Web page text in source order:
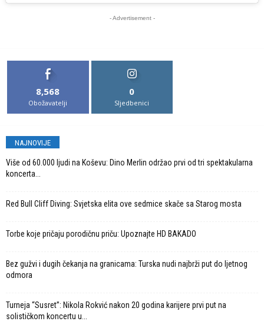
- Advertisement -
8,568
Obožavatelji
0
Sljedbenici
NAJNOVIJE
Više od 60.000 ljudi na Koševu: Dino Merlin održao prvi od tri spektakularna
koncerta...
Red Bull Cliff Diving: Svjetska elita ove sedmice skače sa Starog mosta
Torbe koje pričaju porodičnu priču: Upoznajte HD BAKADO
Bez gužvi i dugih čekanja na granicama: Turska nudi najbrži put do ljetnog
odmora
Turneja “Susret”: Nikola Rokvić nakon 20 godina karijere prvi put na
solističkom koncertu u...